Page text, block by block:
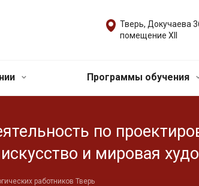
Тверь, Докучаева
помещение XII
Программы обучения
по
и мировая
работников Тверь